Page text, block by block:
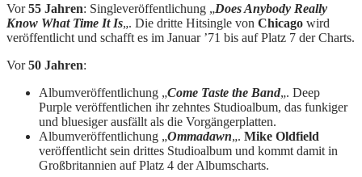
Vor55 Jahren: Singleveröffentlichung „Does Anybody Really
Know What Time It Is„. Die dritte Hitsingle von Chicago wird
veröffentlicht und schafft es im Januar ’71 bis auf Platz 7 der Charts.
Vor50 Jahren:
Albumveröffentlichung „Come Taste the Band„. Deep
Purple veröffentlichen ihr zehntes Studioalbum, das funkiger
und bluesiger ausfällt als die Vorgängerplatten.
Albumveröffentlichung „Ommadawn„. Mike Oldfield
veröffentlicht sein drittes Studioalbum und kommt damit in
Großbritannien auf Platz 4 der Albumscharts.